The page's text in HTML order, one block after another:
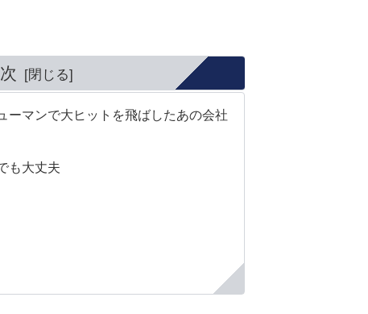
ーマンで大ヒットを飛ばしたあの会社
も大丈夫